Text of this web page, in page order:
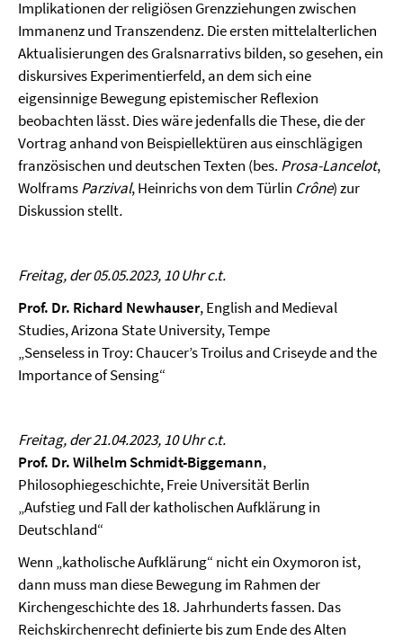
Implikationen der religiösen Grenzziehungen zwischen
Immanenz und Transzendenz. Die ersten mittelalterlichen
Aktualisierungen des Gralsnarrativs bilden, so gesehen, ein
diskursives Experimentierfeld, an dem sich eine
eigensinnige Bewegung epistemischer Reflexion
beobachten lässt. Dies wäre jedenfalls die These, die der
Vortrag anhand von Beispiellektüren aus einschlägigen
französischen und deutschen Texten (bes. Prosa-Lancelot,
WolframsParzival, Heinrichs von dem Türlin Crône) zur
Diskussion stellt.
Freitag, der 05.05.2023, 10 Uhr c.t.
Prof. Dr. Richard Newhauser, English and Medieval
Studies, Arizona State University, Tempe
„Senseless in Troy: Chaucer’s Troilus and Criseyde and the
Importance of Sensing“
Freitag, der 21.04.2023, 10 Uhr c.t.
Prof. Dr. Wilhelm Schmidt-Biggemann,
Philosophiegeschichte, Freie Universität Berlin
„Aufstieg und Fall der katholischen Aufklärung in
Deutschland“
Wenn „katholische Aufklärung“ nicht ein Oxymoron ist,
dann muss man diese Bewegung im Rahmen der
Kirchengeschichte des 18. Jahrhunderts fassen. Das
Reichskirchenrecht definierte bis zum Ende des Alten